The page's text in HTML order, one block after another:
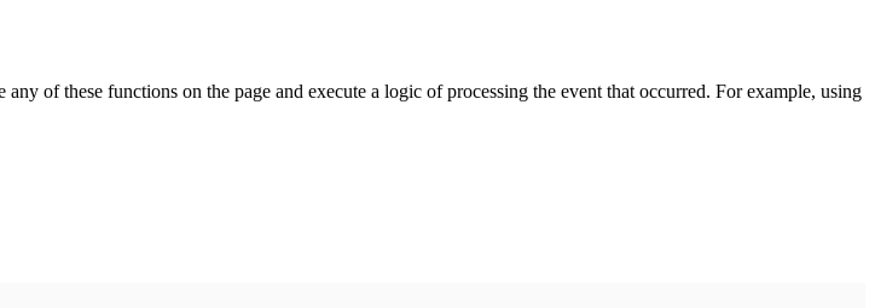
of these functions on the page and execute a logic of processing the event that occurred. For example, using